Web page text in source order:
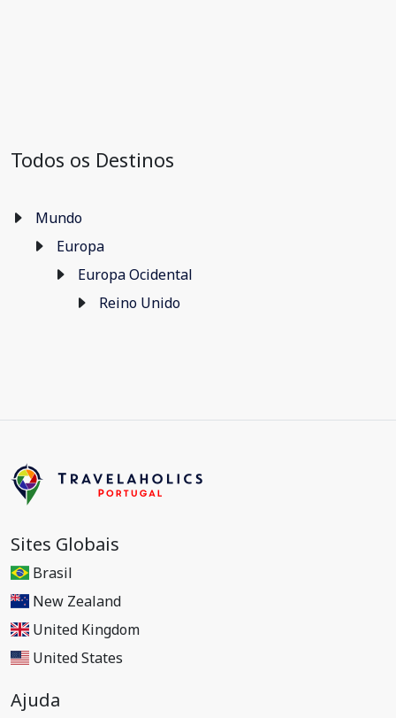
Todos os Destinos
Mundo
Europa
Europa Ocidental
Reino Unido
Sites Globais
Brasil
New Zealand
United Kingdom
United States
Ajuda